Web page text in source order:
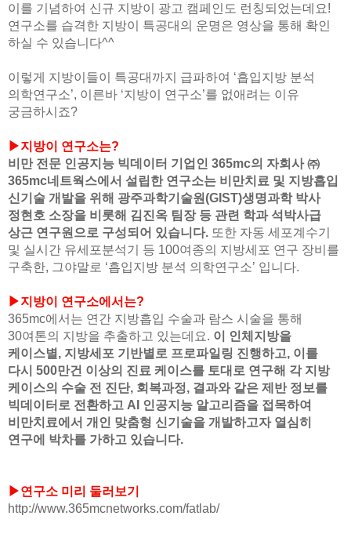
이를 기념하여 신규 지방이 광고 캠페인도 런칭되었는데요!
연구소를 습격한 지방이 특공대의 운명은 영상을 통해 확인
하실 수 있습니다^^
이렇게 지방이들이 특공대까지 급파하여 ‘흡입지방 분석
의학연구소’, 이른바 ‘지방이 연구소’를 없애려는 이유
궁금하시죠?
▶지방이 연구소는?
비만 전문 인공지능 빅데이터 기업인 365mc의 자회사 ㈜
365mc네트웍스에서 설립한 연구소는 비만치료 및 지방흡입
신기술 개발을 위해 광주과학기술원(GIST)생명과학 박사
정현호 소장을 비롯해 김진옥 팀장 등 관련 학과 석박사급
상근 연구원으로 구성되어 있습니다. 또한 자동 세포계수기
및 실시간 유세포분석기 등 100여종의 지방세포 연구 장비를
구축한, 그야말로 ‘흡입지방 분석 의학연구소’ 입니다.
▶지방이 연구소에서는?
365mc에서는 연간 지방흡입 수술과 람스 시술을 통해
30여톤의 지방을 추출하고 있는데요. 이 인체지방을
케이스별, 지방세포 기반별로 프로파일링 진행하고, 이를
다시 500만건 이상의 진료 케이스를 토대로 연구해 각 지방
케이스의 수술 전 진단, 회복과정, 결과와 같은 제반 정보를
빅데이터로 전환하고 AI 인공지능 알고리즘을 접목하여
비만치료에서 개인 맞춤형 신기술을 개발하고자 열심히
연구에 박차를 가하고 있습니다.
▶연구소 미리 둘러보기
http://www.365mcnetworks.com/fatlab/